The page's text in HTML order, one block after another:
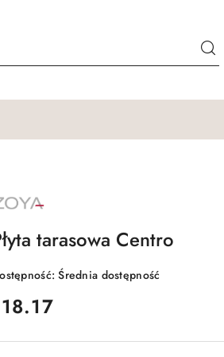
tarasowa Centro
Średnia dostępność